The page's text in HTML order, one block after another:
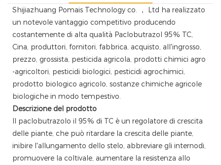
Shijiazhuang Pomais Technology co. ， Ltd ha realizzato
un notevole vantaggio competitivo producendo
costantemente di alta qualità Paclobutrazol 95% TC,
Cina, produttori, fornitori, fabbrica, acquisto, all'ingrosso,
prezzo, grossista, pesticida agricola, prodotti chimici agro
-agricoltori, pesticidi biologici, pesticidi agrochimici,
prodotto biologico agricolo, sostanze chimiche agricole
biologiche in modo tempestivo.
Descrizione del prodotto
Il paclobutrazolo il 95% di TC è un regolatore di crescita
delle piante, che può ritardare la crescita delle piante,
inibire l'allungamento dello stelo, abbreviare gli internodi,
promuovere la coltivale, aumentare la resistenza allo